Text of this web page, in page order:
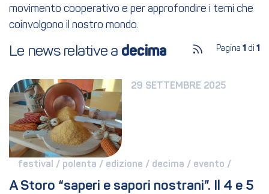
movimento cooperativo e per approfondire i temi che
coinvolgono il nostro mondo.
Le news relative a decima Pagina 1 di 1
29 SETTEMBRE 2025
festival / polenta / edizione / decima / evento /
A Storo “saperi e sapori nostrani”. Il 4 e 5